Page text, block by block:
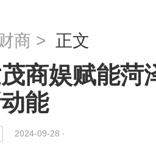
商 > 正文
商娱赋能菏
能
2024-09-28 ·